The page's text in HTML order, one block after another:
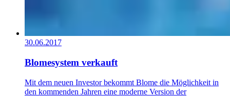
30.06.2017
Blomesystem verkauft
Mit dem neuen Investor bekommt Blome die Möglichkeit in
den kommenden Jahren eine moderne Version der